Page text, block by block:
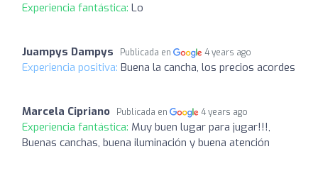
Experiencia fantástica: Lo
Juampys Dampys Publicada en 4 years ago
Experiencia positiva: Buena la cancha, los precios acordes
Marcela Cipriano Publicada en 4 years ago
Experiencia fantástica: Muy buen lugar para jugar!!!,
Buenas canchas, buena iluminación y buena atención